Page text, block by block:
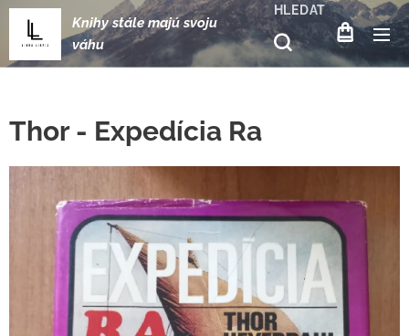
Knihy stále majú svoju
váhu
HLEDAT
Thor - Expedícia Ra